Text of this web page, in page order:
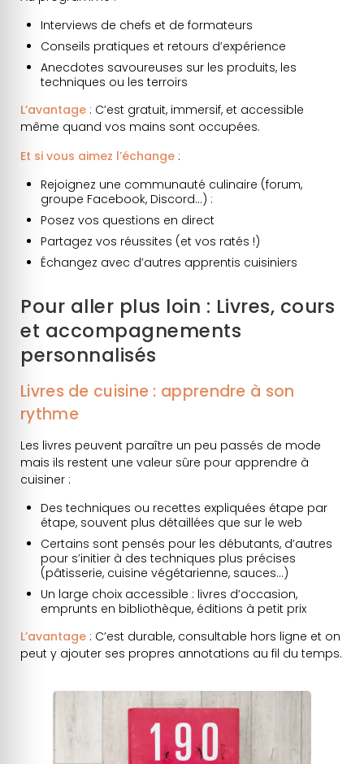
Interviews de chefs et de formateurs
Conseils pratiques et retours d’expérience
Anecdotes savoureuses sur les produits, les
techniques ou les terroirs
L’avantage : C’est gratuit, immersif, et accessible
même quand vos mains sont occupées.
Et si vous aimez l’échange :
Rejoignez une communauté culinaire (forum,
groupe Facebook, Discord…) :
Posez vos questions en direct
Partagez vos réussites (et vos ratés !)
Échangez avec d’autres apprentis cuisiniers
Pour aller plus loin : Livres, cours
et accompagnements
personnalisés
Livres de cuisine : apprendre à son
rythme
Les livres peuvent paraître un peu passés de mode
mais ils restent une valeur sûre pour apprendre à
cuisiner :
Des techniques ou recettes expliquées étape par
étape, souvent plus détaillées que sur le web
Certains sont pensés pour les débutants, d’autres
pour s’initier à des techniques plus précises
(pâtisserie, cuisine végétarienne, sauces…)
Un large choix accessible : livres d’occasion,
emprunts en bibliothèque, éditions à petit prix
L’avantage : C’est durable, consultable hors ligne et on
peut y ajouter ses propres annotations au fil du temps.